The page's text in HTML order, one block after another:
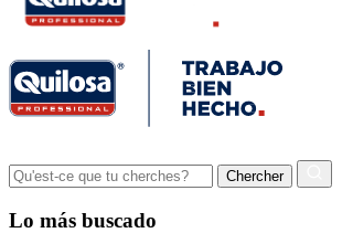
Lo más buscado